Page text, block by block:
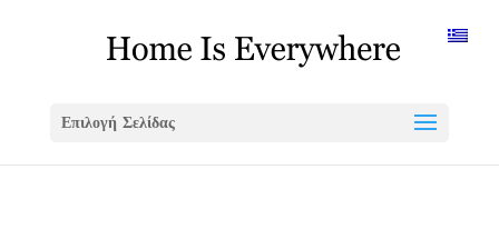
Επιλογή Σελίδας